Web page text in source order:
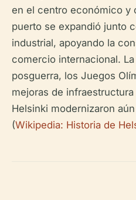
en el centro económico y
puerto se expandió junto
industrial, apoyando la
comercio internacional.
posguerra, los Juegos
mejoras de
Helsinki modernizaron
(Wikipedia: Historia de